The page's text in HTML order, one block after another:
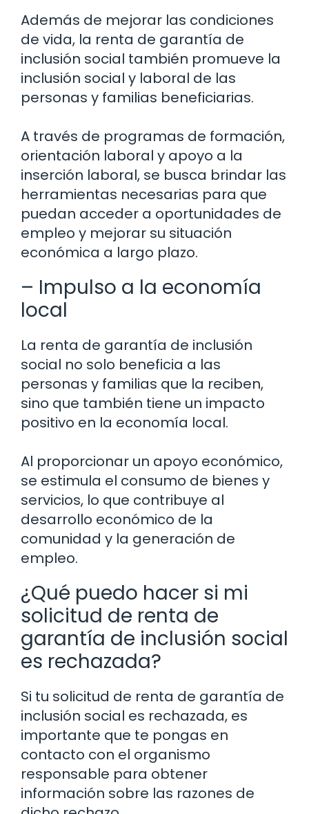
Además de mejorar las condiciones
de vida, la renta de garantía de
inclusión social también promueve la
inclusión social y laboral de las
personas y familias beneficiarias.
A través de programas de formación,
orientación laboral y apoyo a la
inserción laboral, se busca brindar las
herramientas necesarias para que
puedan acceder a oportunidades de
empleo y mejorar su situación
económica a largo plazo.
– Impulso a la economía
local
La renta de garantía de inclusión
social no solo beneficia a las
personas y familias que la reciben,
sino que también tiene un impacto
positivo en la economía local.
Al proporcionar un apoyo económico,
se estimula el consumo de bienes y
servicios, lo que contribuye al
desarrollo económico de la
comunidad y la generación de
empleo.
¿Qué puedo hacer si mi
solicitud de renta de
garantía de inclusión social
es rechazada?
Si tu solicitud de renta de garantía de
inclusión social es rechazada, es
importante que te pongas en
contacto con el organismo
responsable para obtener
información sobre las razones de